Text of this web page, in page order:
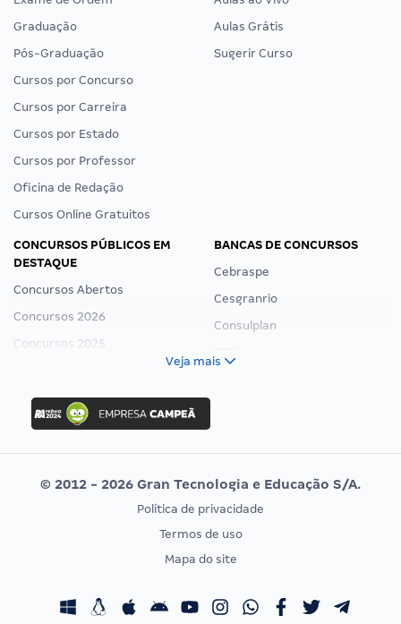
Graduação
Pós-Graduação
Cursos por Concurso
Cursos por Carreira
Cursos por Estado
Cursos por Professor
Oficina de Redação
Cursos Online Gratuitos
Aulas Grátis
Sugerir Curso
CONCURSOS PÚBLICOS EM
DESTAQUE
Concursos Abertos
Concursos 2026
Concursos 2025
Concurso Ibama
Concurso MPU
Editais publicados
BANCAS DE CONCURSOS
Cebraspe
Cesgranrio
Consulplan
Vunesp
CONCURSOS POR PROFISSÃO
Concursos Fiscais
EXAME DE ORDEM
Calendário OAB
Veja mais
© 2012 - 2026 Gran Tecnologia e Educação S/A.
Política de privacidade
Termos de uso
Mapa do site